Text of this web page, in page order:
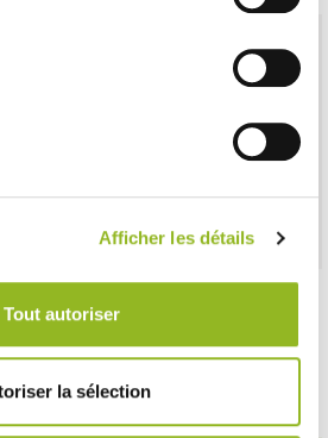
Afficher les détails
Tout autoriser
la sélection
Pique Perle jaune 120 mm
- 120x7x2 mm- Bambou- 2000 pièces /
carton